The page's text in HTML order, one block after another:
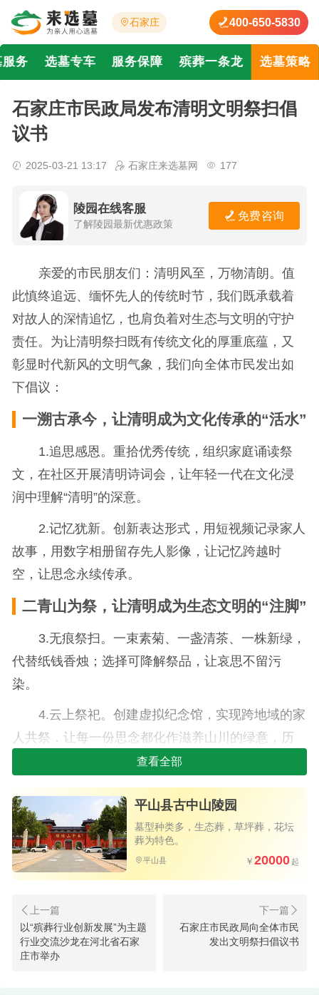
石家庄 400-650-5830
务 选墓专车 服务保障 殡葬一条龙 选墓策略
石家庄市民政局发布清明文明祭扫倡
议书
2025-03-21 13:17 石家庄来选墓网 177
陵园在线客服
了解陵园最新优惠政策
免费咨询
亲爱的市民朋友们：清明风至，万物清朗。值
此慎终追远、缅怀先人的传统时节，我们既承载着
对故人的深情追忆，也肩负着对生态与文明的守护
责任。为让清明祭扫既有传统文化的厚重底蕴，又
彰显时代新风的文明气象，我们向全体市民发出如
下倡议：
一溯古承今，让清明成为文化传承的“活水”
1.追思感恩。重拾优秀传统，组织家庭诵读祭
文，在社区开展清明诗词会，让年轻一代在文化浸
润中理解“清明”的深意。
2.记忆犹新。创新表达形式，用短视频记录家人
故事，用数字相册留存先人影像，让记忆跨越时
空，让思念永续传承。
二青山为祭，让清明成为生态文明的“注脚”
3.无痕祭扫。一束素菊、一盏清茶、一株新绿，
代替纸钱香烛；选择可降解祭品，让哀思不留污
染。
4.云上祭祀。创建虚拟纪念馆，实现跨地域的家
人共祭，让每一份思念都化作滋养山川的绿意，历
三心祭胜形，让清明成为情感共鸣的“桥梁”
5.时空信箱。在墓园或纪念堂设置信箱，书写给
故人的信件，由志愿者统一诵读或焚化，让情感有
处安放。
往事，让追忆存入“家庭记忆库”，让思念有声、有
情、有温度。
查看全部
平山县古中山陵园
墓型种类多，生态葬，草坪葬，花坛
葬为特色。
平山县 20000
以“殡葬行业创新发展”为主题
行业交流沙龙在河北省石家
庄市举办
石家庄市民政局向全体市民
发出文明祭扫倡议书